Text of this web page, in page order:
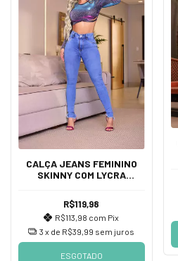
CALÇA JEANS FEMININO
SKINNY COM LYCRA
R$119,98
R$113,98 com Pix
3 x de R$39,99 sem juros
ESGOTADO